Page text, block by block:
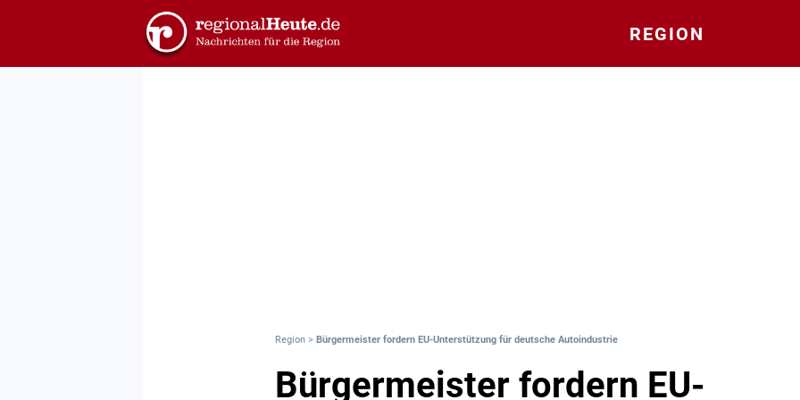
REGION
Region > Bürgermeister fordern EU-Unterstützung für deutsche Autoindustrie
Bürgermeister fordern EU-